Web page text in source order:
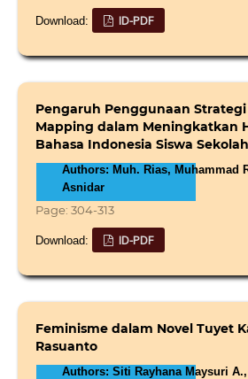
Download: ID-PDF
Pengaruh Penggunaan
Mapping dalam Meningkatkan
Bahasa Indonesia Siswa
Authors: Muh. Rias, Muhammad
Asnidar
Page: 304-313
Download: ID-PDF
Feminisme dalam Novel Tuyet
Rasuanto
Authors: Siti Rayhana Maysuri